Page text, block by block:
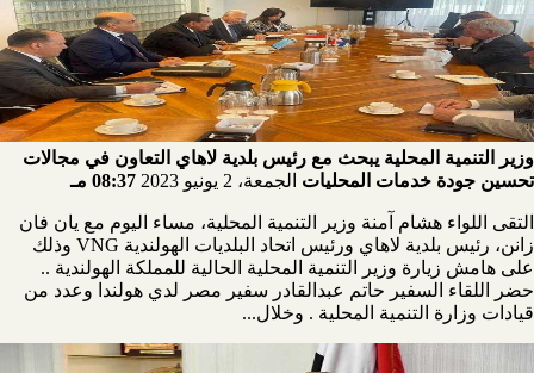
وزير التنمية المحلية يبحث مع رئيس بلدية لاهاي التعاون في مجالات
تحسين جودة خدمات المحليات الجمعة، 2 يونيو 2023 08:37 مـ
التقى اللواء هشام آمنة وزير التنمية المحلية، مساء اليوم مع يان فان
زانن، رئيس بلدية لاهاي ورئيس اتحاد البلديات الهولندية VNG وذلك
على هامش زيارة وزير التنمية المحلية الحالية للمملكة الهولندية ..
حضر اللقاء السفير حاتم عبدالقادر سفير مصر لدي هولندا وعدد من
قيادات وزارة التنمية المحلية . وخلال...